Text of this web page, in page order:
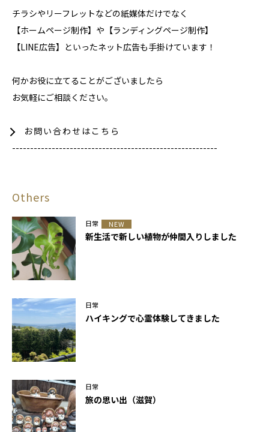
チラシやリーフレットなどの紙媒体だけでなく
【ホームページ制作】や【ランディングページ制作】
【LINE広告】といったネット広告も手掛けています！
何かお役に立てることがございましたら
お気軽にご相談ください。
お問い合わせはこちら
---------------------------------------------------------
Others
日常 NEW
新生活で新しい植物が仲間入りしました
日常
ハイキングで心霊体験してきました
日常
旅の思い出（滋賀）